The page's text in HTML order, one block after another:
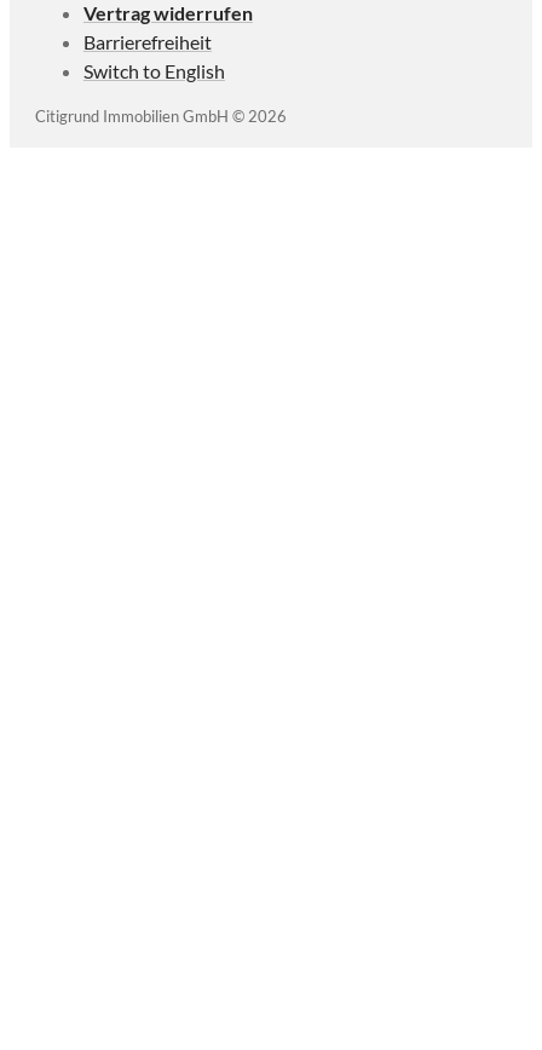
Citigrund Immobilien GmbH © 2026
Vertrag widerrufen
Barrierefreiheit
Switch to English